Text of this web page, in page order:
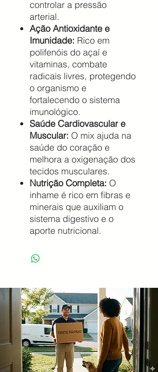
controlar a pressão
arterial.
Ação Antioxidante e
Imunidade: Rico em
polifenóis do açaí e
vitaminas, combate
radicais livres, protegendo
o organismo e
fortalecendo o sistema
imunológico.
Saúde Cardiovascular e
Muscular: O mix ajuda na
saúde do coração e
melhora a oxigenação dos
tecidos musculares.
Nutrição Completa: O
inhame é rico em fibras e
minerais que auxiliam o
sistema digestivo e o
aporte nutricional.